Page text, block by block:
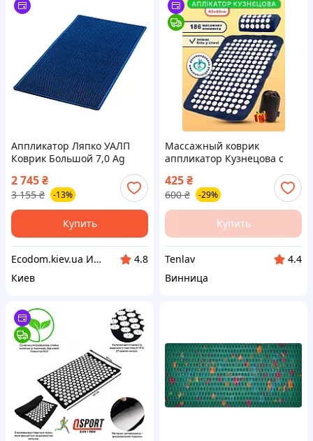
Аппликатор Ляпко УАЛП
Коврик Большой 7,0 Ag
2 745₴
3 155 ₴ -13%
Купить
Еcodom.kiev.ua Интеренет-магазин
4.8
Киев
Массажный коврик
аппликатор Кузнецова с
акупунктурный для спины
шеи поясницы ног
расслабления мышц снятия
425₴
600 ₴ -29%
Купить
Tenlav
4.4
Винница